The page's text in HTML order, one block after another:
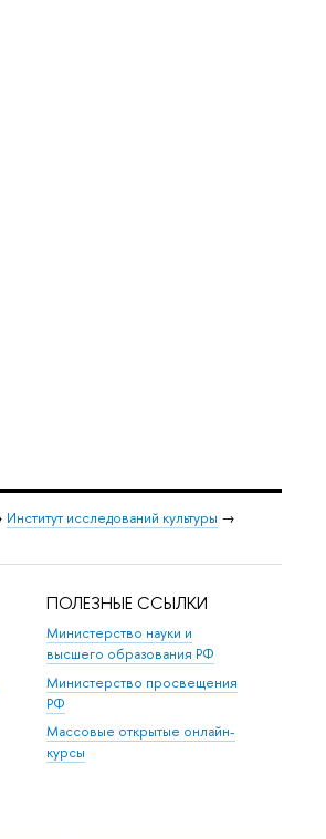
Институт исследований культуры →
ПОЛЕЗНЫЕ ССЫЛКИ
Министерство науки и
высшего образования РФ
Министерство просвещения
РФ
Массовые открытые онлайн-
курсы